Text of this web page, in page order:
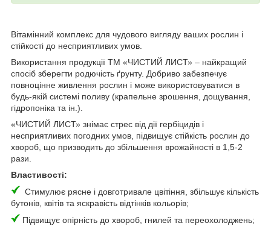
Вітамінний комплекс для чудового вигляду ваших рослин і
стійкості до несприятливих умов.
Використання продукції ТМ «ЧИСТИЙ ЛИСТ» – найкращий
спосіб зберегти родючість ґрунту. Добриво забезпечує
повноцінне живлення рослин і може використовуватися в
будь-якій системі поливу (крапельне зрошення, дощування,
гідропоніка та ін.).
«ЧИСТИЙ ЛИСТ» знімає стрес від дії гербіцидів і
несприятливих погодних умов, підвищує стійкість рослин до
хвороб, що призводить до збільшення врожайності в 1,5-2
рази.
Властивості:
Стимулює рясне і довготривале цвітіння, збільшує кількість
бутонів, квітів та яскравість відтінків кольорів;
Підвищує опірність до хвороб, гнилей та переохолоджень;